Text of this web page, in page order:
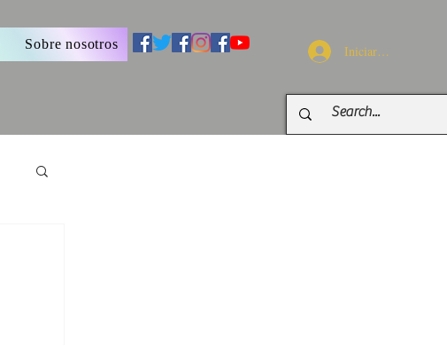
Sobre nosotros Iniciar sesión